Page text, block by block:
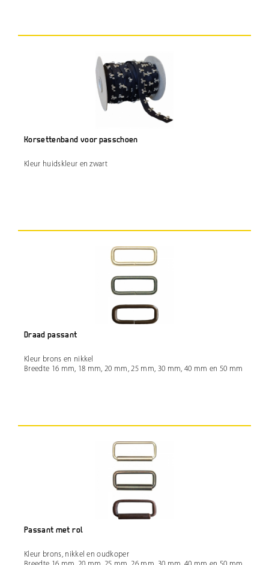
Korsettenband voor passchoen
Kleur huidskleur en zwart
Draad passant
Kleur brons en nikkel
Breedte 16 mm, 18 mm, 20 mm, 25 mm, 30 mm, 40 mm en 50 mm
Passant met rol
Kleur brons, nikkel en oudkoper